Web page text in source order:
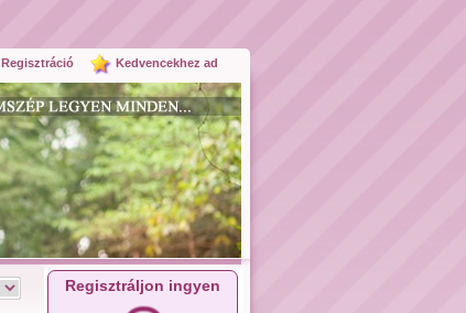
Kedvencekhez ad
Regisztráció
Regisztráljon ingyen